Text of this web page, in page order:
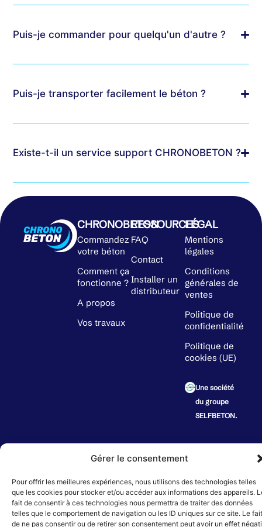
Gérer le consentement
Pour offrir les meilleures expériences, nous utilisons des technologies telles
que les cookies pour stocker et/ou accéder aux informations des appareils.
fait de consentir à ces technologies nous permettra de traiter des données
telles que le comportement de navigation ou les ID uniques sur ce site. Le fait
de ne pas consentir ou de retirer son consentement peut avoir un effet
Puis-je commander pour quelqu'un d'autre ?
Puis-je transporter facilement le béton ?
Existe-t-il un service support CHRONOBETON ?
CHRONOBETON
Commandez
votre béton
Comment ça
fonctionne ?
A propos
Vos travaux
RESSOURCES
FAQ
Contact
Installer un
distributeur
LÉGAL
Mentions
légales
Conditions
générales de
ventes
Politique de
confidentialité
Politique de
cookies (UE)
Une société
du groupe
SELFBETON.
© 2024 SELFBETON | SASU au capital de 10 000 € | SIRET : 892 570 243 00022 |
Création de sites internet :Déclic Communication